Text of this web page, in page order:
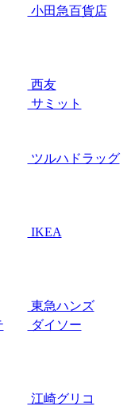
小田急百貨店
西友
サミット
ツルハドラッグ
IKEA
東急ハンズ
ダイソー
江崎グリコ